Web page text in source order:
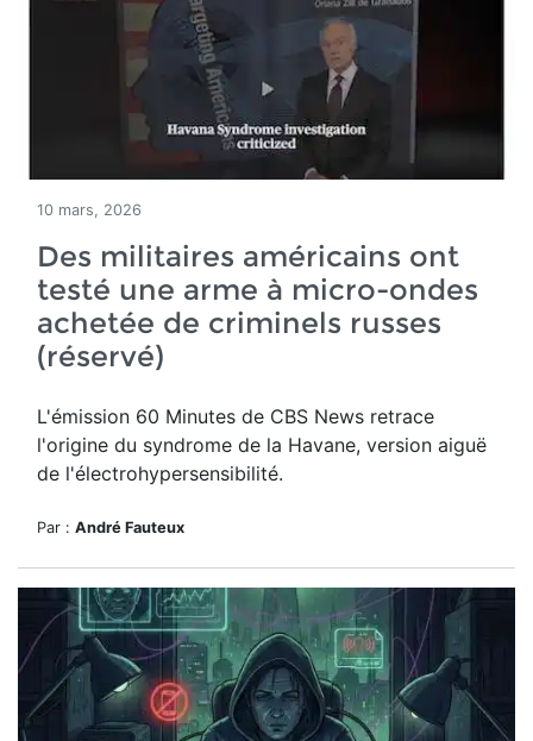
10 mars, 2026
Des militaires américains ont
testé une arme à micro-ondes
achetée de criminels russes
(réservé)
L'émission 60 Minutes de CBS News retrace
l'origine du syndrome de la Havane, version aiguë
de l'électrohypersensibilité.
Par : André Fauteux